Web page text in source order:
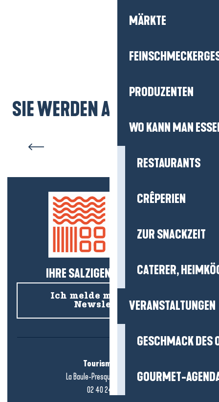
MÄRKTE
PRODUZENTEN
WO KANN MAN
RESTAURANTS
CRÊPERIEN
ZUR SNACKZEIT
CATERER,
VERANSTALTUNGEN
GESCHMACK DES
GOURMET-
SIE WERDEN AUCH MÖGEN...
Piriac-sur-Mer
IHRE SALZIGEN NEUIGKEITEN!
Ich melde mich für den
Newsletter an
Tourismusbüro
La Baule-Presqu'île de Guérande
02 40 24 34 44